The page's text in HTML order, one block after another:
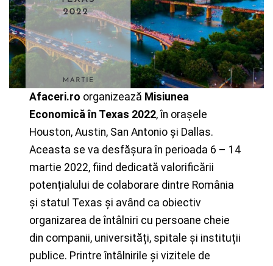
Afaceri.ro organizează Misiunea
Economică în Texas 2022, în orașele
Houston, Austin, San Antonio și Dallas.
Aceasta se va desfășura în perioada 6 – 14
martie 2022, fiind dedicată valorificării
potențialului de colaborare dintre România
și statul Texas și având ca obiectiv
organizarea de întâlniri cu persoane cheie
din companii, universități, spitale și instituții
publice. Printre întâlnirile și vizitele de